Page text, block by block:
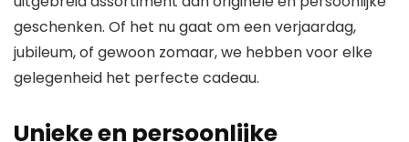
geschenken. Of het nu gaat om een verjaardag,
jubileum, of gewoon zomaar, we hebben voor elke
gelegenheid het perfecte cadeau.
Unieke en persoonlijke